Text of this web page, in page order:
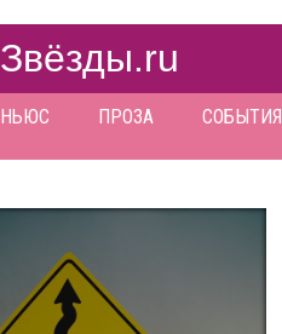
Звёзды.ru
НЬЮС ПРОЗА СОБЫТИЯ